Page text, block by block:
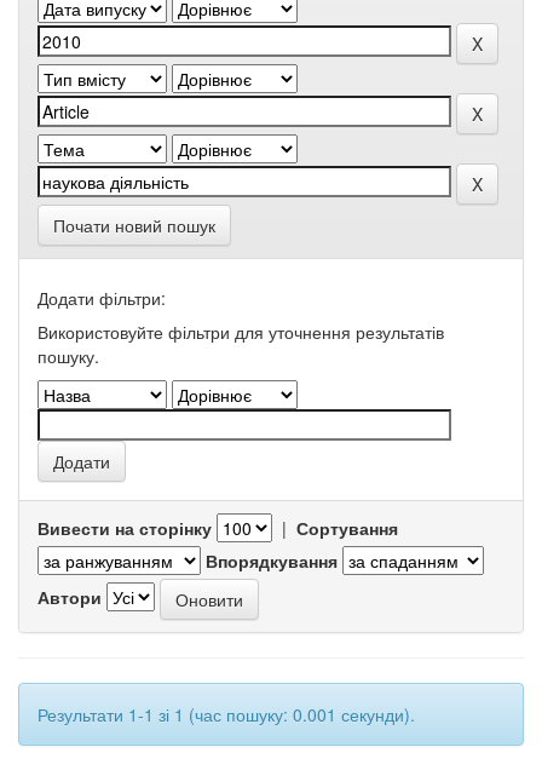
Почати новий пошук
Додати фільтри:
Використовуйте фільтри для уточнення результатів
пошуку.
Вивести на сторінку | Сортування
Впорядкування
Автори
Результати 1-1 зі 1 (час пошуку: 0.001 секунди).